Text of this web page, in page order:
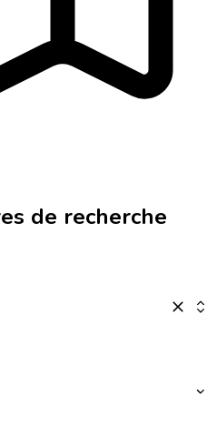
de recherche